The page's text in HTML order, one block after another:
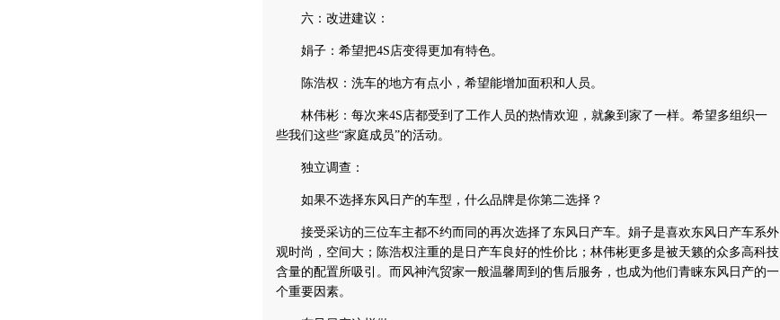
六：改进建议：
娟子：希望把4S店变得更加有特色。
陈浩权：洗车的地方有点小，希望能增加面积和人员。
林伟彬：每次来4S店都受到了工作人员的热情欢迎，就象到家了一样。希望多组织一
些我们这些“家庭成员”的活动。
独立调查：
如果不选择东风日产的车型，什么品牌是你第二选择？
接受采访的三位车主都不约而同的再次选择了东风日产车。娟子是喜欢东风日产车系外
观时尚，空间大；陈浩权注重的是日产车良好的性价比；林伟彬更多是被天籁的众多高科技
含量的配置所吸引。而风神汽贸家一般温馨周到的售后服务，也成为他们青睐东风日产的一
个重要因素。